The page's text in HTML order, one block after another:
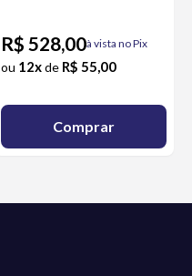
R$ 528,00à vista no Pix
ou 12xde R$ 55,00
Comprar